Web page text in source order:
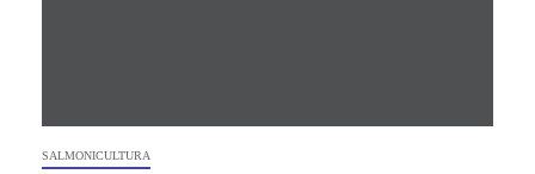
SALMONICULTURA